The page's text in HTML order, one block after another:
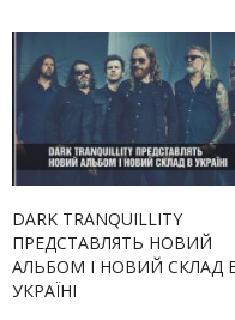
DARK TRANQUILLITY
ПРЕДСТАВЛЯТЬ НОВИЙ
АЛЬБОМ І НОВИЙ СКЛАД
УКРАЇНІ